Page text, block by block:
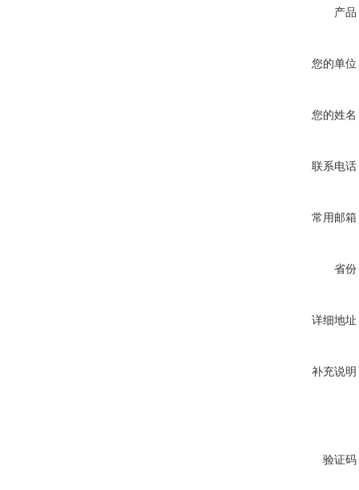
产品
您的单位
您的姓名
联系电话
常用邮箱
省份
详细地址
补充说明
验证码